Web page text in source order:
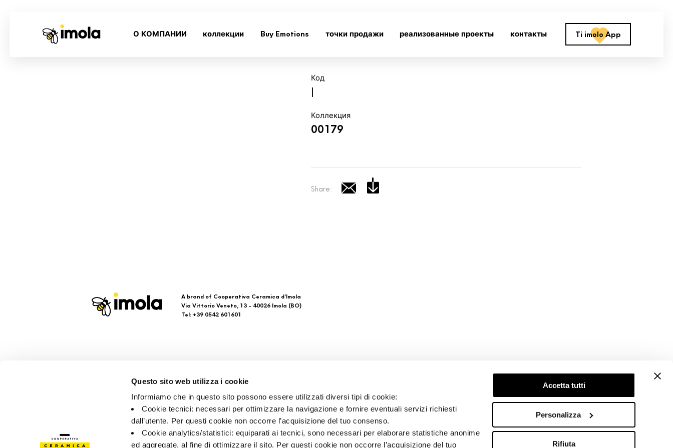
Questo sito web utilizza i cookie
Informiamo che in questo sito possono essere utilizzati diversi tipi di cookie:
Cookie tecnici: necessari per ottimizzare la navigazione e fornire eventuali servizi richiesti
dall’utente. Per questi cookie non occorre l’acquisizione del tuo consenso.
Cookie analytics/statistici: equiparati ai tecnici, sono necessari per elaborare statistiche anonime
ed aggregate, al fine di ottimizzare il sito. Per questi cookie non occorre l’acquisizione del tuo
Accetta tutti
Personalizza
Rifiuta
О КОМПАНИИ коллекции Buy Emotions точки продажи реализованные проекты контакты Ti imolo App
Код
|
Коллекция
00179
Share:
A brand of Cooperativa Ceramica d’Imola
Via Vittorio Veneto, 13 - 40026 Imola (BO)
Tel: +39 0542 601601
контакты
точки продажи
Ti imolo App
Follow us